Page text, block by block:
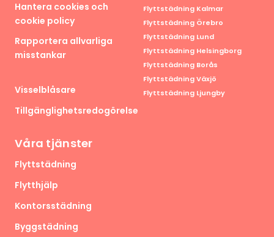
Hantera cookies och
cookie policy
Rapportera allvarliga
misstankar
Visselblåsare
Tillgänglighetsredogörelse
Våra tjänster
Flyttstädning
Flytthjälp
Kontorsstädning
Byggstädning
Flyttstädning Kalmar
Flyttstädning Örebro
Flyttstädning Lund
Flyttstädning Helsingborg
Flyttstädning Borås
Flyttstädning Växjö
Flyttstädning Ljungby